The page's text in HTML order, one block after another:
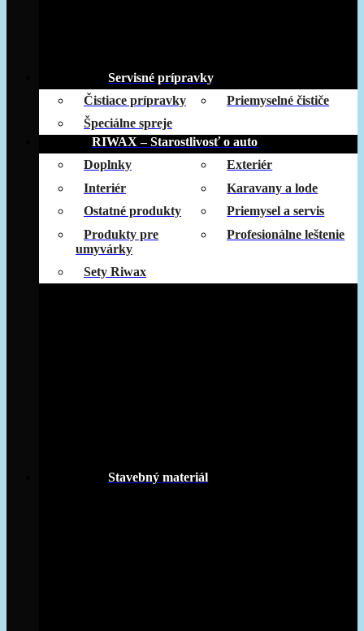
Servisné prípravky
Čistiace prípravky
Priemyselné čističe
Špeciálne spreje
RIWAX – Starostlivosť o auto
Doplnky
Exteriér
Interiér
Karavany a lode
Ostatné produkty
Priemysel a servis
Produkty pre
umyvárky
Profesionálne leštenie
Sety Riwax
Stavebný materiál